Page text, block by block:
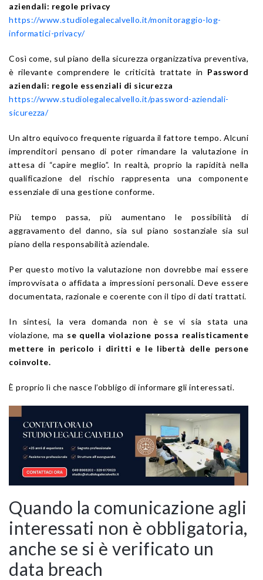
aziendali: regole privacy
https://www.studiolegalecalvello.it/monitoraggio-log-
informatici-privacy/
Così come, sul piano della sicurezza organizzativa preventiva,
è rilevante comprendere le criticità trattate in Password
aziendali: regole essenziali di sicurezza
https://www.studiolegalecalvello.it/password-aziendali-
sicurezza/
Un altro equivoco frequente riguarda il fattore tempo. Alcuni
imprenditori pensano di poter rimandare la valutazione in
attesa di “capire meglio”. In realtà, proprio la rapidità nella
qualificazione del rischio rappresenta una componente
essenziale di una gestione conforme.
Più tempo passa, più aumentano le possibilità di
aggravamento del danno, sia sul piano sostanziale sia sul
piano della responsabilità aziendale.
Per questo motivo la valutazione non dovrebbe mai essere
improvvisata o affidata a impressioni personali. Deve essere
documentata, razionale e coerente con il tipo di dati trattati.
In sintesi, la vera domanda non è se vi sia stata una
violazione, ma se quella violazione possa realisticamente
mettere in pericolo i diritti e le libertà delle persone
coinvolte.
È proprio lì che nasce l’obbligo di informare gli interessati.
Quando la comunicazione agli
interessati non è obbligatoria,
anche se si è verificato un
data breach